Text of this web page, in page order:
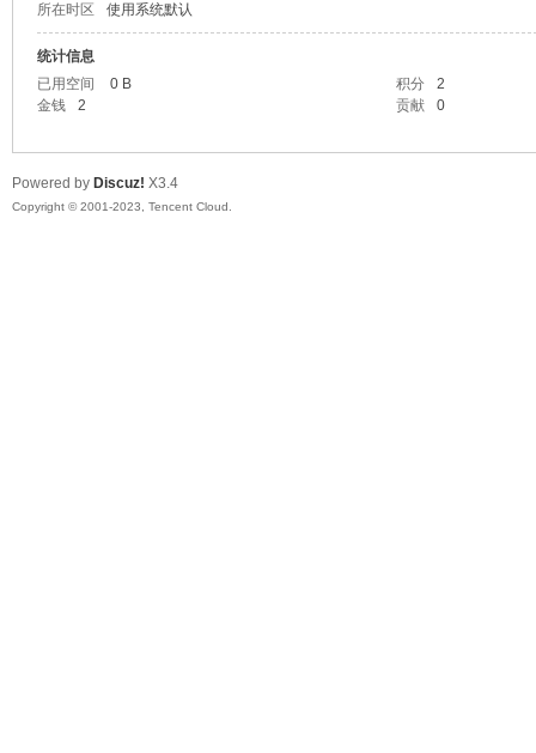
所在时区
使用系统默认
统计信息
已用空间
0 B 积分
2
金钱
2 贡献 0
Powered by Discuz! X3.4
Copyright © 2001-2023, Tencent Cloud.